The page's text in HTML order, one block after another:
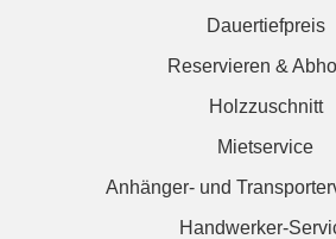
Dauertiefpreis
Reservieren &
Holzzuschnitt
Mietservice
Anhänger- und
Handwerker-